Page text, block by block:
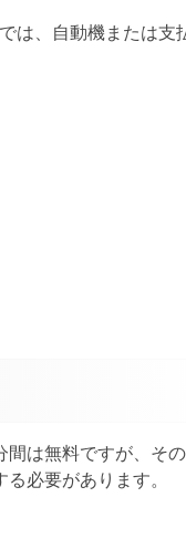
は、自動機または支
間は無料ですが、そ
必要があります。